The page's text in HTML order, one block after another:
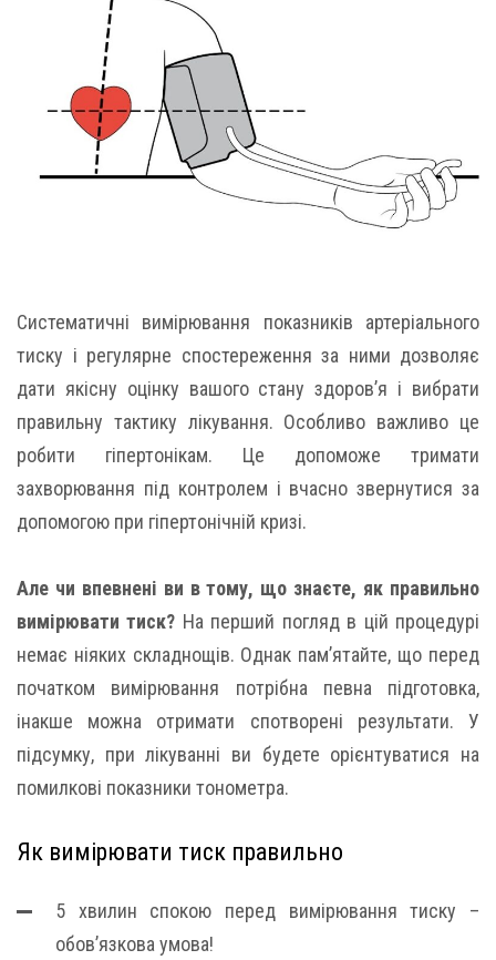
Систематичні вимірювання показників артеріального
тиску і регулярне спостереження за ними дозволяє
дати якісну оцінку вашого стану здоров’я і вибрати
правильну тактику лікування. Особливо важливо це
робити гіпертонікам. Це допоможе тримати
захворювання під контролем і вчасно звернутися за
допомогою при гіпертонічній кризі.
Але чи впевнені ви в тому, що знаєте, як правильно
вимірювати тиск? На перший погляд в цій процедурі
немає ніяких складнощів. Однак пам’ятайте, що перед
початком вимірювання потрібна певна підготовка,
інакше можна отримати спотворені результати. У
підсумку, при лікуванні ви будете орієнтуватися на
помилкові показники тонометра.
Як вимірювати тиск правильно
5 хвилин спокою перед вимірювання тиску –
обов’язкова умова!